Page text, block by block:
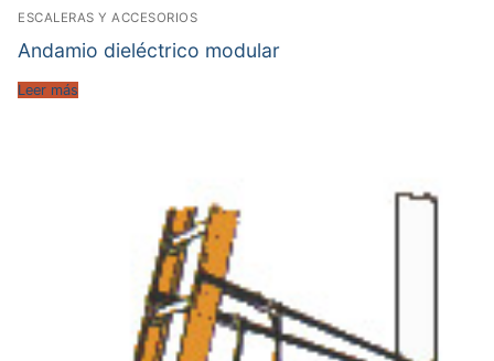
ESCALERAS Y ACCESORIOS
Andamio dieléctrico modular
Leer más